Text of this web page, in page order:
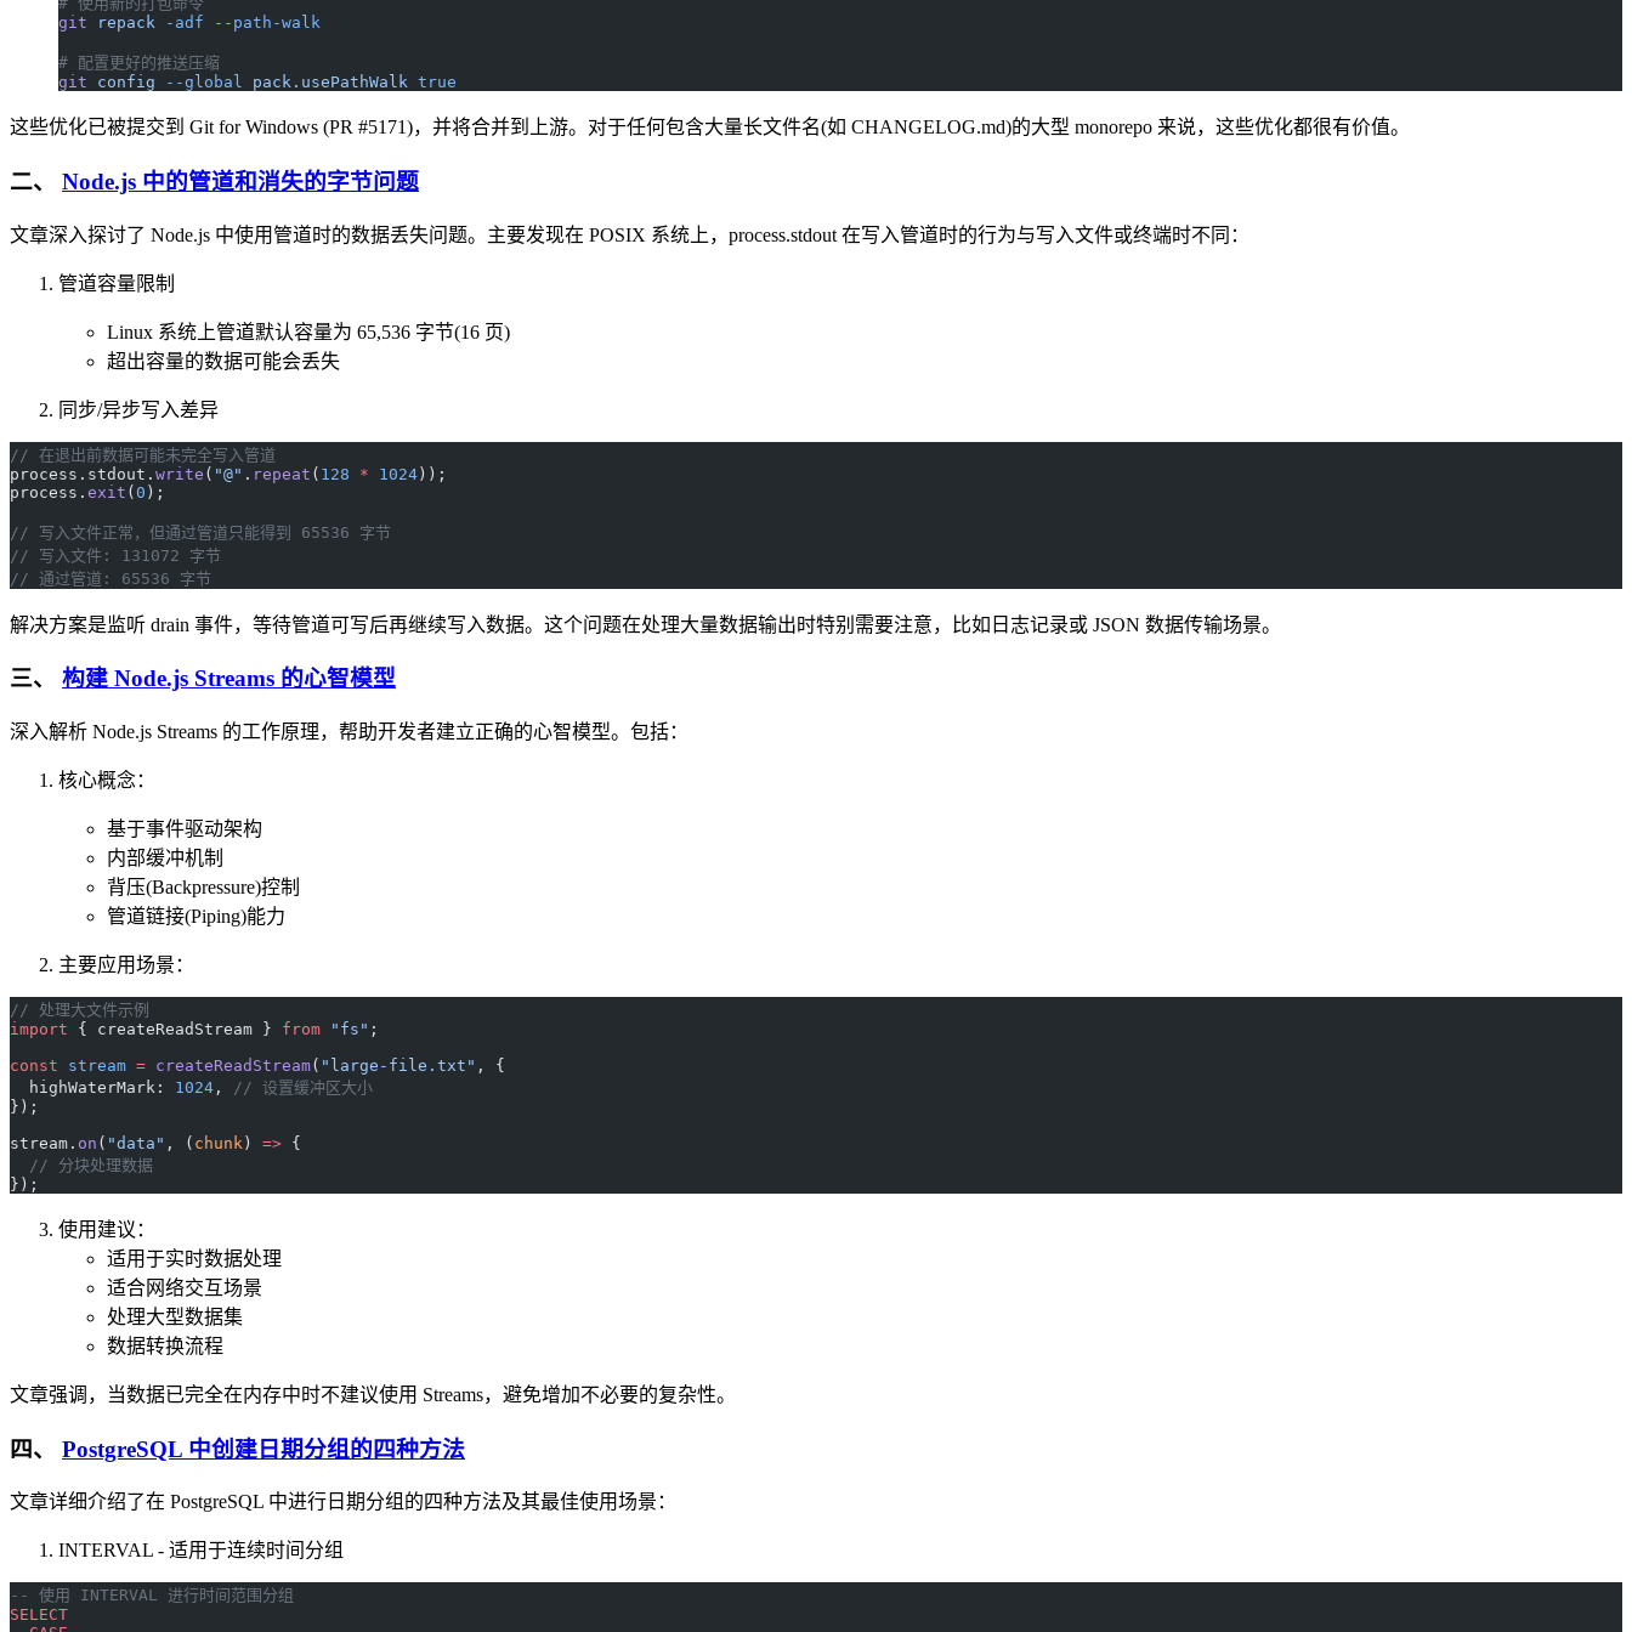
git repack -adf --path-walk
# 配置更好的推送压缩
git config --global pack.usePathWalk true
这些优化已被提交到 Git for Windows (PR #5171)，并将合并到上游。对于任何包含大量长文件名(如 CHANGELOG.md)的大型 monorepo 来说，这些优化都很有价值。
二、 Node.js 中的管道和消失的字节问题
文章深入探讨了 Node.js 中使用管道时的数据丢失问题。主要发现在 POSIX 系统上，process.stdout 在写入管道时的行为与写入文件或终端时不同：
管道容量限制
Linux 系统上管道默认容量为 65,536 字节(16 页)
超出容量的数据可能会丢失
同步/异步写入差异
// 在退出前数据可能未完全写入管道
process.stdout. write ( "@" . repeat ( 128 * 1024));
process. exit (0 );
// 写入文件正常，但通过管道只能得到 65536 字节
// 写入文件: 131072 字节
// 通过管道: 65536 字节
解决方案是监听 drain 事件，等待管道可写后再继续写入数据。这个问题在处理大量数据输出时特别需要注意，比如日志记录或 JSON 数据传输场景。
三、 构建 Node.js Streams 的心智模型
深入解析 Node.js Streams 的工作原理，帮助开发者建立正确的心智模型。包括：
核心概念：
基于事件驱动架构
内部缓冲机制
背压(Backpressure)控制
管道链接(Piping)能力
主要应用场景：
// 处理大文件示例
import { createReadStream } from "fs" ;
const stream = createReadStream( "large-file.txt" , {
  highWaterMark:
1024 ,
// 设置缓冲区大小
});
stream. on ( "data" , ( chunk ) => {
  // 分块处理数据
});
使用建议：
适用于实时数据处理
适合网络交互场景
处理大型数据集
数据转换流程
文章强调，当数据已完全在内存中时不建议使用 Streams，避免增加不必要的复杂性。
四、 PostgreSQL 中创建日期分组的四种方法
文章详细介绍了在 PostgreSQL 中进行日期分组的四种方法及其最佳使用场景：
INTERVAL - 适用于连续时间分组
-- 使用 INTERVAL 进行时间范围分组
SELECT